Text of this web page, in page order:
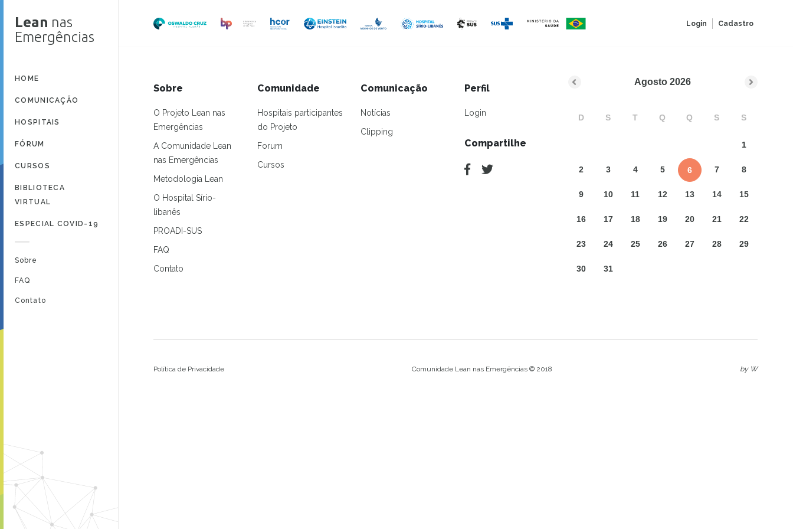
Login Cadastro
Lean nas
Emergências
HOME
COMUNICAÇÃO
HOSPITAIS
FÓRUM
CURSOS
BIBLIOTECA
VIRTUAL
ESPECIAL COVID-19
Sobre
FAQ
Contato
Sobre
O Projeto Lean nas
Emergências
A Comunidade Lean
nas Emergências
Metodologia Lean
O Hospital Sírio-
libanês
PROADI-SUS
FAQ
Contato
Comunidade
Hospitais participantes
do Projeto
Forum
Cursos
Comunicação
Notícias
Clipping
Perfil
Login
Compartilhe
Agosto 2026
D S T Q Q S S
1
2 3 4 5 6 7 8
9 10 11 12 13 14 15
16 17 18 19 20 21 22
23 24 25 26 27 28 29
30 31
Política de Privacidade Comunidade Lean nas Emergências © 2018 by W